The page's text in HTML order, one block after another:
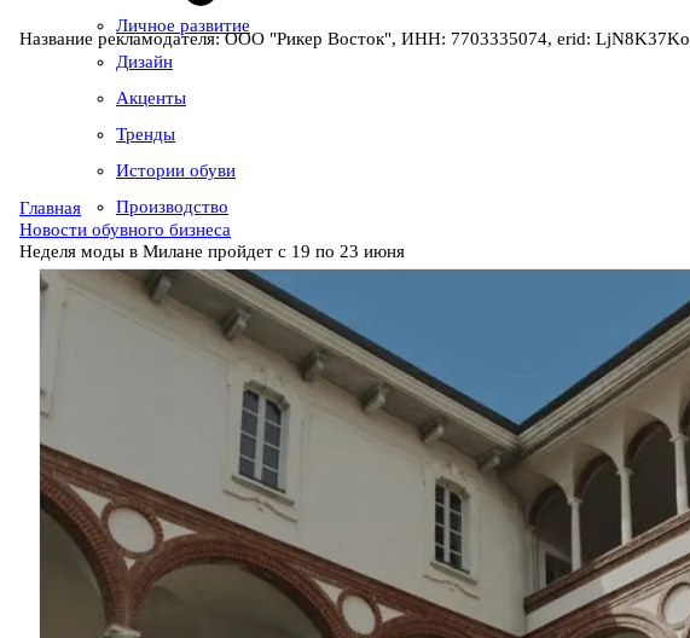
Личное развитие
Дизайн
Акценты
Тренды
Истории обуви
Производство
Название рекламодателя: ООО "Рикер Восток", ИНН: 7703335074, erid: LjN8K37Ko
Главная
Новости обувного бизнеса
Неделя моды в Милане пройдет с 19 по 23 июня